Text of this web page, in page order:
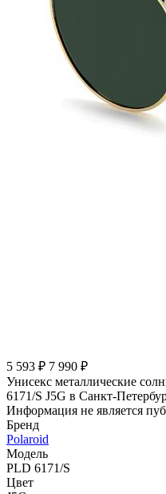
5 593 ₽ 7 990 ₽
Унисекс металлические
6171/S J5G в Санкт-
Информация не является
Бренд
Polaroid
Модель
PLD 6171/S
Цвет